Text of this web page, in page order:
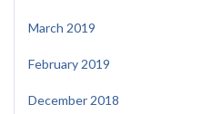
March 2019
February 2019
December 2018